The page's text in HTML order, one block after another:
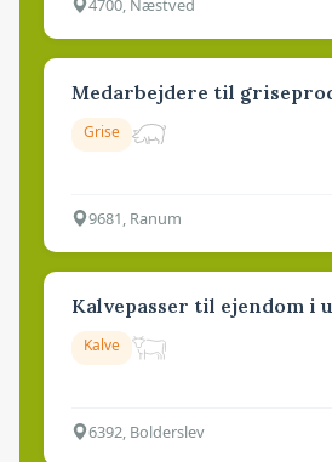
4700, Næstved
Medarbejdere til
Grise
9681, Ranum
Kalvepasser til ejendom i
Kalve
6392, Bolderslev